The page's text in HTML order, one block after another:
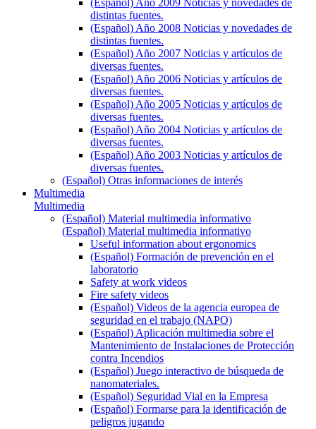
distintas fuentes.
(Español) Año 2008 Noticias y novedades de
distintas fuentes.
(Español) Año 2007 Noticias y artículos de
diversas fuentes.
(Español) Año 2006 Noticias y artículos de
diversas fuentes.
(Español) Año 2005 Noticias y artículos de
diversas fuentes.
(Español) Año 2004 Noticias y artículos de
diversas fuentes.
(Español) Año 2003 Noticias y artículos de
diversas fuentes.
(Español) Otras informaciones de interés
Multimedia
Multimedia
(Español) Material multimedia informativo
(Español) Material multimedia informativo
Useful information about ergonomics
(Español) Formación de prevención en el
laboratorio
Safety at work videos
Fire safety videos
(Español) Videos de la agencia europea de
seguridad en el trabajo (NAPO)
(Español) Aplicación multimedia sobre el
Mantenimiento de Instalaciones de Protección
contra Incendios
(Español) Juego interactivo de búsqueda de
nanomateriales.
(Español) Seguridad Vial en la Empresa
(Español) Formarse para la identificación de
peligros jugando